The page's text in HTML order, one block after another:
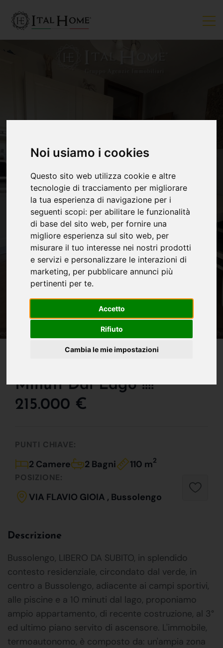
Noi usiamo i cookies
Questo sito web utilizza cookie e altre
tecnologie di tracciamento per migliorare
la tua esperienza di navigazione per i
seguenti scopi: per abilitare le funzionalità
di base del sito web, per fornire una
migliore esperienza sul sito web, per
misurare il tuo interesse nei nostri prodotti
e servizi e personalizzare le interazioni di
marketing, per pubblicare annunci più
pertinenti per te.
Accetto
Rifiuto
Cambia le mie impostazioni
VENDUTO
Minuti Dal Lago !!!!
215.000 €
PUNTI CHIAVE:
2 Camere 2 Bagni 110 m2
POSIZIONE:
VIA FLAVIO GIOIA , Bussolengo
Descrizione
Bussolengo, LIBERO DA SUBITO, in splendido
contesto residenziale, circondato dal verde, in
centro a Bussolengo, adiacente ai campi sportivi,
alle piscine e a 10 minuti dal lago, proponiamo
ampio appartamento, di recente costruzione, al 3°
ed ultimo piano servito di ascensore. L'immobile,
termoautonomo, è composto da: un'ampia zona